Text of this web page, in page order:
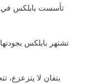
تشتهر بابلكس
بتفانٍ لا يتزعزع،